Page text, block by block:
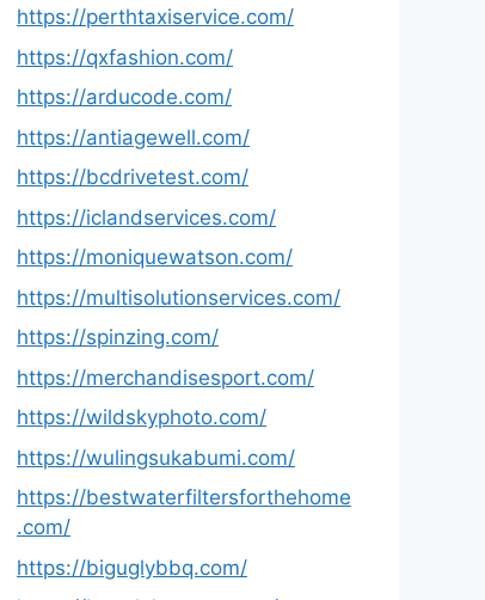
https://perthtaxiservice.com/
https://qxfashion.com/
https://arducode.com/
https://antiagewell.com/
https://bcdrivetest.com/
https://iclandservices.com/
https://moniquewatson.com/
https://multisolutionservices.com/
https://spinzing.com/
https://merchandisesport.com/
https://wildskyphoto.com/
https://wulingsukabumi.com/
https://bestwaterfiltersforthehome
.com/
https://biguglybbq.com/